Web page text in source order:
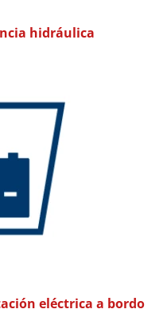
hidráulica
eléctrica a bordo